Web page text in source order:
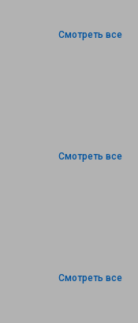
Смотреть все
Смотреть все
Смотреть все